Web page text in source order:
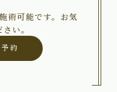
術可能です。お気
い。
約